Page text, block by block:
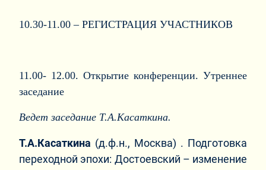
10.30-11.00 – РЕГИСТРАЦИЯ УЧАСТНИКОВ
11.00- 12.00. Открытие конференции. Утреннее
заседание
Ведет заседание Т.А.Касаткина.
Т.А.Касаткина (д.ф.н., Москва) . Подготовка
переходной эпохи: Достоевский – изменение